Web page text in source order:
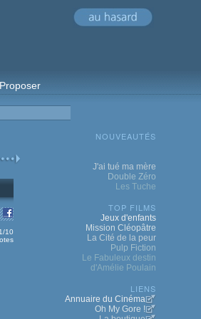
Proposer
10
NOUVEAUTÉS
J'ai tué ma mère
Double Zéro
Les Tuche
TOP FILMS
Jeux d'enfants
Mission Cléopâtre
La Cité de la peur
Pulp Fiction
Le Fabuleux destin
d'Amélie Poulain
LIENS
Annuaire du Cinéma
Oh My Gore !